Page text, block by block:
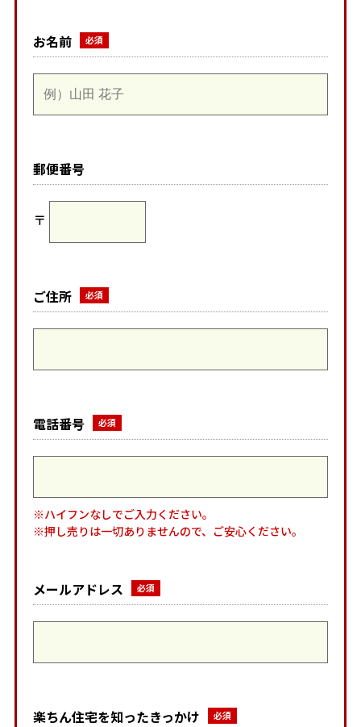
お名前
郵便番号
〒
ご住所
電話番号
※ハイフンなしでご入力ください。
※押し売りは一切ありませんので、ご安心ください。
メールアドレス
楽ちん住宅を知ったきっかけ